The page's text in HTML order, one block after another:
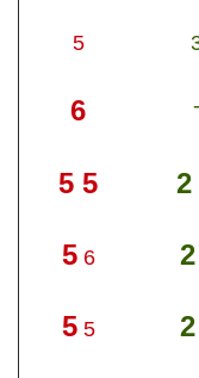
5
6 -
5 5 2
5 6 2
5 5 2